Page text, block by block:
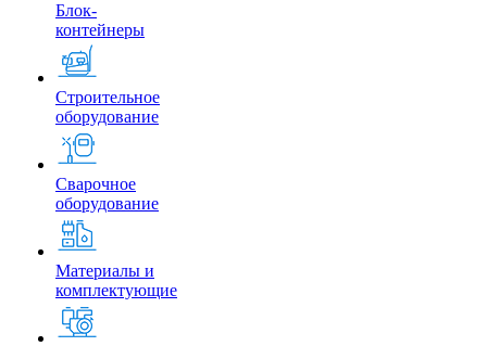
Блок-
контейнеры
Строительное
оборудование
Сварочное
оборудование
Материалы и
комплектующие